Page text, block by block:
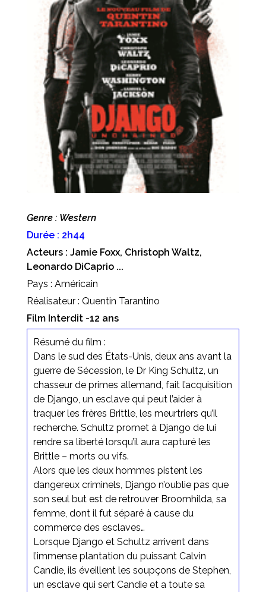
Genre : Western
Durée : 2h44
Acteurs : Jamie Foxx, Christoph Waltz,
Leonardo DiCaprio ...
Pays : Américain
Réalisateur : Quentin Tarantino
Film Interdit -12 ans
Résumé du film :
Dans le sud des États-Unis, deux ans avant la
guerre de Sécession, le Dr King Schultz, un
chasseur de primes allemand, fait l’acquisition
de Django, un esclave qui peut l’aider à
traquer les frères Brittle, les meurtriers qu’il
recherche. Schultz promet à Django de lui
rendre sa liberté lorsqu’il aura capturé les
Brittle – morts ou vifs.
Alors que les deux hommes pistent les
dangereux criminels, Django n’oublie pas que
son seul but est de retrouver Broomhilda, sa
femme, dont il fut séparé à cause du
commerce des esclaves…
Lorsque Django et Schultz arrivent dans
l’immense plantation du puissant Calvin
Candie, ils éveillent les soupçons de Stephen,
un esclave qui sert Candie et a toute sa